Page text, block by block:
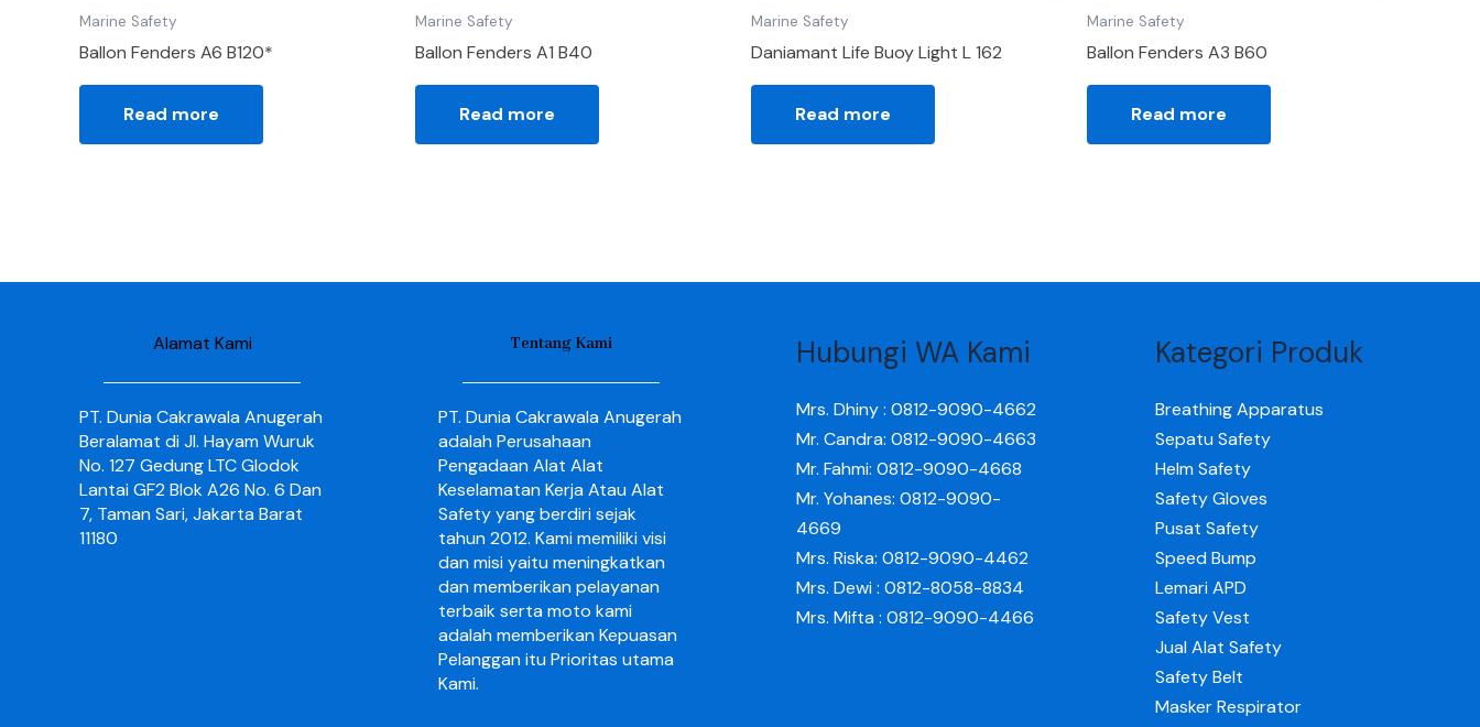
Marine Safety
Ballon Fenders A6 B120*
Read more
Marine Safety
Ballon Fenders A1 B40
Read more
Marine Safety
Daniamant Life Buoy Light L 162
Read more
Marine Safety
Ballon Fenders A3 B60
Read more
Alamat Kami
PT. Dunia Cakrawala Anugerah
Beralamat di Jl. Hayam Wuruk
No. 127 Gedung LTC Glodok
Lantai GF2 Blok A26 No. 6 Dan
7, Taman Sari, Jakarta Barat
11180
Tentang Kami
PT. Dunia Cakrawala Anugerah
adalah Perusahaan
Pengadaan Alat Alat
Keselamatan Kerja Atau Alat
Safety yang berdiri sejak
tahun 2012. Kami memiliki visi
dan misi yaitu meningkatkan
dan memberikan pelayanan
terbaik serta moto kami
adalah memberikan Kepuasan
Pelanggan itu Prioritas utama
Kami.
Hubungi WA Kami
Mrs. Dhiny : 0812-9090-4662
Mr. Candra: 0812-9090-4663
Mr. Fahmi: 0812-9090-4668
Mr. Yohanes: 0812-9090-
4669
Mrs. Riska: 0812-9090-4462
Mrs. Dewi : 0812-8058-8834
Mrs. Mifta : 0812-9090-4466
Kategori Produk
Breathing Apparatus
Sepatu Safety
Helm Safety
Safety Gloves
Pusat Safety
Speed Bump
Lemari APD
Safety Vest
Jual Alat Safety
Safety Belt
Masker Respirator